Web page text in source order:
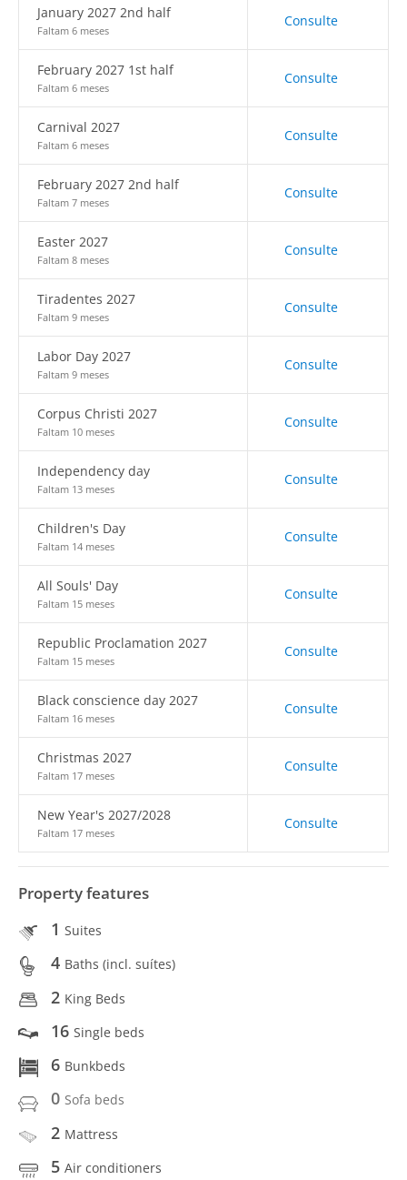
January 2027 2nd half
Faltam 6 meses
Consulte
February 2027 1st half
Faltam 6 meses
Consulte
Carnival 2027
Faltam 6 meses
Consulte
February 2027 2nd half
Faltam 7 meses
Consulte
Easter 2027
Faltam 8 meses
Consulte
Tiradentes 2027
Faltam 9 meses
Consulte
Labor Day 2027
Faltam 9 meses
Consulte
Corpus Christi 2027
Faltam 10 meses
Consulte
Independency day
Faltam 13 meses
Consulte
Children's Day
Faltam 14 meses
Consulte
All Souls' Day
Faltam 15 meses
Consulte
Republic Proclamation 2027
Faltam 15 meses
Consulte
Black conscience day 2027
Faltam 16 meses
Consulte
Christmas 2027
Faltam 17 meses
Consulte
New Year's 2027/2028
Faltam 17 meses
Consulte
Property features
1 Suites
4 Baths (incl. suítes)
2 King Beds
16 Single beds
6 Bunkbeds
0 Sofa beds
2 Mattress
5 Air conditioners